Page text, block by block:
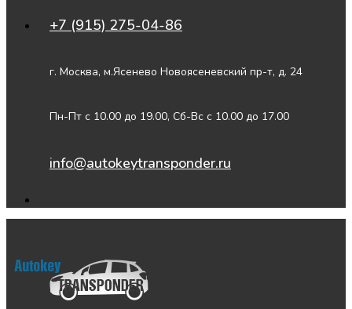
+7 (915) 275-04-86
г. Москва, м.Ясенево Новоясеневский пр-т, д. 24
Пн-Пт с 10.00 до 19.00, Сб-Вс с 10.00 до 17.00
info@autokeytransponder.ru